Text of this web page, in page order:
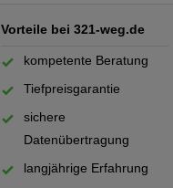
Vorteile bei 321-weg.de
kompetente Beratung
Tiefpreisgarantie
sichere
Datenübertragung
langjährige Erfahrung